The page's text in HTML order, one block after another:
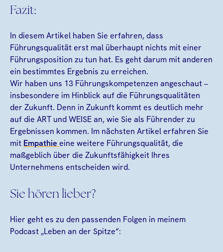
Fazit:
In diesem Artikel haben Sie erfahren, dass
Führungsqualität erst mal überhaupt nichts mit einer
Führungsposition zu tun hat. Es geht darum mit anderen
ein bestimmtes Ergebnis zu erreichen.
Wir haben uns 13 Führungskompetenzen angeschaut –
insbesondere im Hinblick auf die Führungsqualitäten
der Zukunft. Denn in Zukunft kommt es deutlich mehr
auf die ART und WEISE an, wie Sie als Führender zu
Ergebnissen kommen. Im nächsten Artikel erfahren Sie
mit Empathie eine weitere Führungsqualität, die
maßgeblich über die Zukunftsfähigkeit Ihres
Unternehmens entscheiden wird.
Sie hören lieber?
Hier geht es zu den passenden Folgen in meinem
Podcast „Leben an der Spitze“: